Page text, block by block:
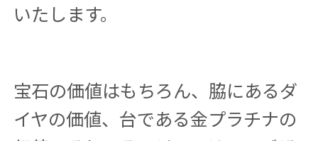
いたします。
宝石の価値はもちろん、脇にあるダ
イヤの価値、台である金プラチナの